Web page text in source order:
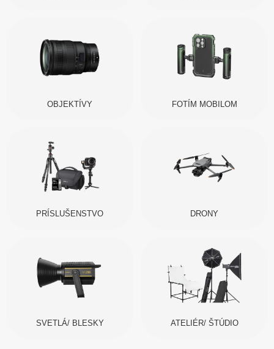
OBJEKTÍVY FOTÍM MOBILOM
PRÍSLUŠENSTVO DRONY
SVETLÁ/ BLESKY ATELIÉR/ ŠTÚDIO